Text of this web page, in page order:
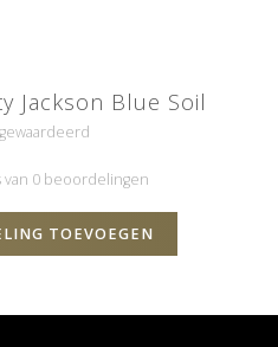
Jackson Blue Soil
van 0 beoordelingen
TOEVOEGEN